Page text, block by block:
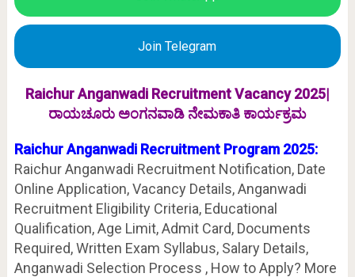
Join Telegram
Raichur Anganwadi Recruitment Vacancy 2025|
ರಾಯಚೂರು ಅಂಗನವಾಡಿ ನೇಮಕಾತಿ ಕಾರ್ಯಕ್ರಮ
Raichur Anganwadi Recruitment Program 2025:
Raichur Anganwadi Recruitment Notification, Date
Online Application, Vacancy Details, Anganwadi
Recruitment Eligibility Criteria, Educational
Qualification, Age Limit, Admit Card, Documents
Required, Written Exam Syllabus, Salary Details,
Anganwadi Selection Process , How to Apply? More